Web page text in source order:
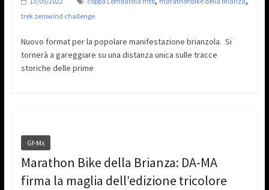
trek zerowind challenge
Nuovo format per la popolare manifestazione brianzola. Si
tornerà a gareggiare su una distanza unica sulle tracce
storiche delle prime
Gf-Mx
Marathon Bike della Brianza: DA-MA
firma la maglia dell’edizione tricolore